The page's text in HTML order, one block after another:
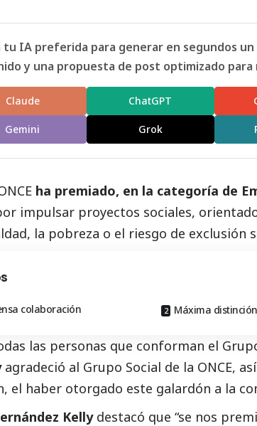
tu IA preferida para generar en segundos
y una propuesta de post optimizado para
Claude ChatGPT
Gemini Grok
ha premiado, en la categoría de
impulsar proyectos sociales,
la pobreza o el riesgo de exclusión
colaboración Máxima distinción
las personas que conforman el
agradeció al Grupo Social de la ONCE,
el haber otorgado este galardón a la
Kellydestacó que “se nos